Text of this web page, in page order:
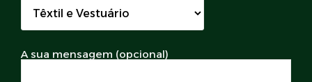
A sua mensagem (opcional)